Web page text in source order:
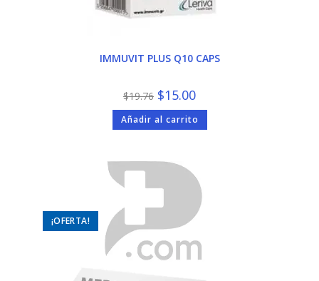
IMMUVIT PLUS Q10 CAPS
$19.76 El
precio
original
era:
$19.76.
$15.00El
precio
actual
es:
$15.00.
Añadir al carrito
¡OFERTA!